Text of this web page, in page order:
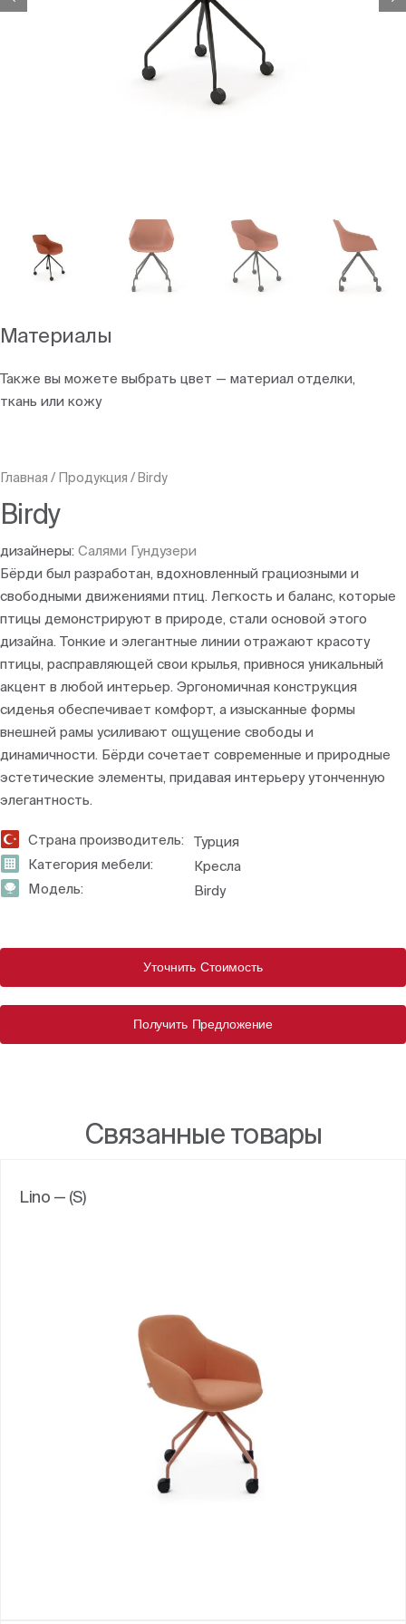
Материалы
Также вы можете выбрать цвет — материал отделки,
ткань или кожу
Главная / Продукция / Birdy
Birdy
дизайнеры: Салями Гундузери
Бёрди был разработан, вдохновленный грациозными и
свободными движениями птиц. Легкость и баланс, которые
птицы демонстрируют в природе, стали основой этого
дизайна. Тонкие и элегантные линии отражают красоту
птицы, расправляющей свои крылья, привнося уникальный
акцент в любой интерьер. Эргономичная конструкция
сиденья обеспечивает комфорт, а изысканные формы
внешней рамы усиливают ощущение свободы и
динамичности. Бёрди сочетает современные и природные
эстетические элементы, придавая интерьеру утонченную
элегантность.
Страна производитель:
Турция
Категория мебели:
Кресла
Модель:
Birdy
Уточнить Стоимость
Получить Предложение
Связанные товары
Lino — (S)